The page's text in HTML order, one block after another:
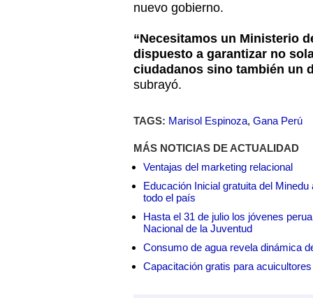
nuevo gobierno.
“Necesitamos un Ministerio
dispuesto a garantizar no
ciudadanos sino también un
subrayó.
TAGS: Marisol Espinoza, Gana Perú
MÁS NOTICIAS DE ACTUALIDAD
Ventajas del marketing relacional
Educación Inicial gratuita del
todo el país
Hasta el 31 de julio los jóvenes
Nacional de la Juventud
Consumo de agua revela dinámica
Capacitación gratis para